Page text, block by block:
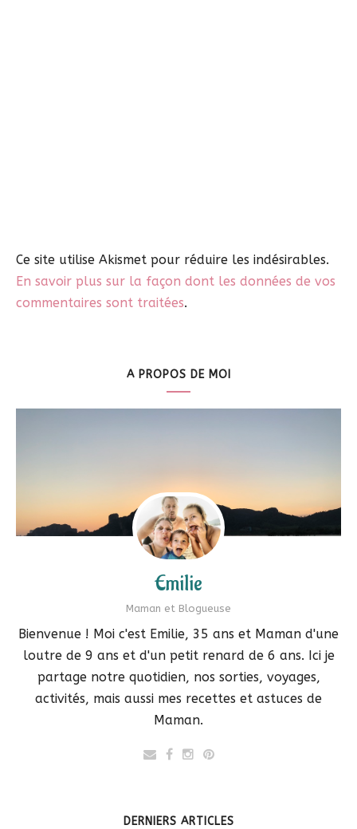
Ce site utilise Akismet pour réduire les indésirables.
En savoir plus sur la façon dont les données de vos
commentaires sont traitées.
A PROPOS DE MOI
Emilie
Maman et Blogueuse
Bienvenue ! Moi c'est Emilie, 35 ans et Maman d'une
loutre de 9 ans et d'un petit renard de 6 ans. Ici je
partage notre quotidien, nos sorties, voyages,
activités, mais aussi mes recettes et astuces de
Maman.
DERNIERS ARTICLES